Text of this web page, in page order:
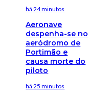
há 24 minutos
Aeronave
despenha-se no
aeródromo de
Portimão e
causa morte do
piloto
há 25 minutos